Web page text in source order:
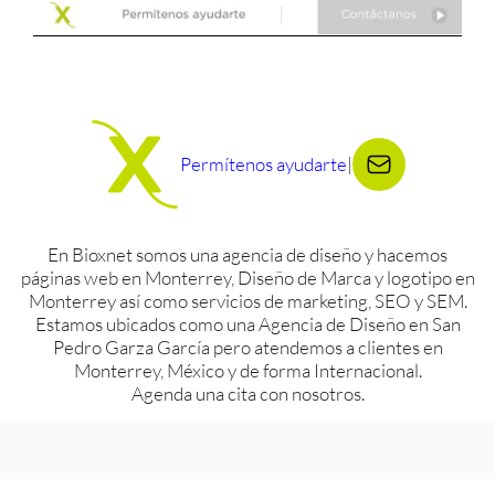
Permítenos ayudarte|
En Bioxnet somos una agencia de diseño y hacemos
páginas web en Monterrey, Diseño de Marca y logotipo en
Monterrey así como servicios de marketing, SEO y SEM.
Estamos ubicados como una Agencia de Diseño en San
Pedro Garza García pero atendemos a clientes en
Monterrey, México y de forma Internacional.
Agenda una cita con nosotros.